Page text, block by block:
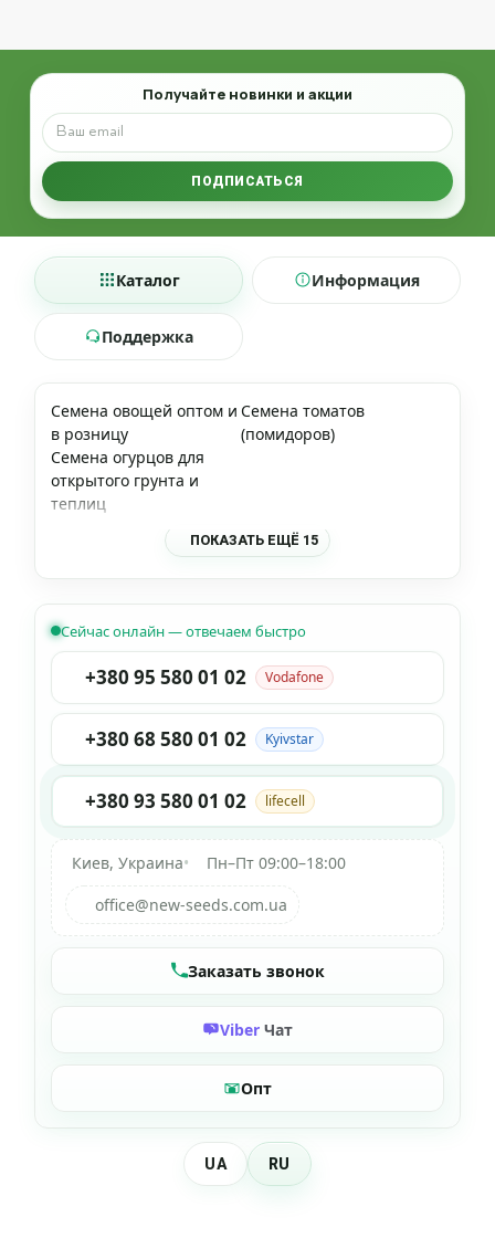
Email
Получайте новинки и акции
ПОДПИСАТЬСЯ
Каталог Информация
Поддержка
Семена овощей оптом и
в розницу
Семена томатов
(помидоров)
Семена огурцов для
открытого грунта и
теплиц
ПОКАЗАТЬ ЕЩЁ 15
Сейчас онлайн — отвечаем быстро
+380 95 580 01 02 Vodafone
+380 68 580 01 02 Kyivstar
+380 93 580 01 02 lifecell
Киев, Украина•
Пн–Пт 09:00–18:00
office@new-seeds.com.ua
Заказать звонок
Viber Чат
Опт
UA RU